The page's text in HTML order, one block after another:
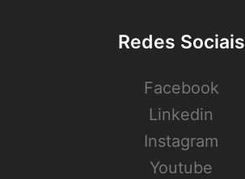
Redes Sociais
Facebook
Linkedin
Instagram
Youtube